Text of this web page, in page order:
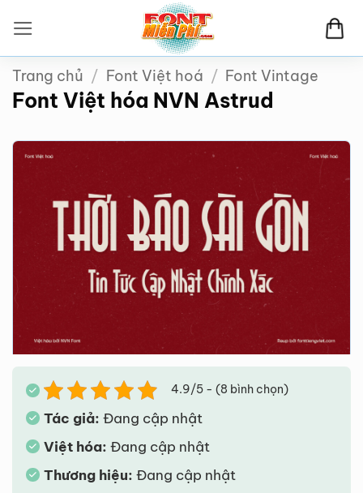
qua
nội
dung
Trang chủ / Font Việt hoá / Font Vintage
Font Việt hóa NVN Astrud
4.9/5 - (8 bình chọn)
Tác giả: Đang cập nhật
Việt hóa: Đang cập nhật
Thương hiệu: Đang cập nhật